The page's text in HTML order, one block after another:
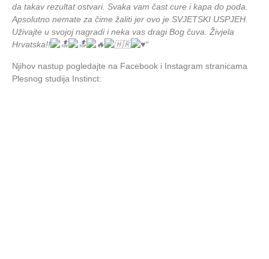
da takav rezultat ostvari. Svaka vam čast cure i kapa do poda.
Apsolutno nemate za čime žaliti jer ovo je SVJETSKI USPJEH.
Uživajte u svojoj nagradi i neka vas dragi Bog čuva. Živjela
Hrvatska!!
“
Njihov nastup pogledajte na Facebook i Instagram stranicama
Plesnog studija Instinct: